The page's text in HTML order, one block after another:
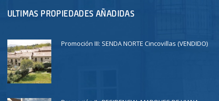
ULTIMAS PROPIEDADES AÑADIDAS
Promoción III: SENDA NORTE Cincovillas (VENDIDO)